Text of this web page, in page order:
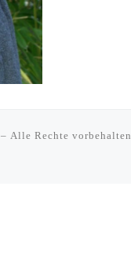
– Alle Rechte vorbehalten